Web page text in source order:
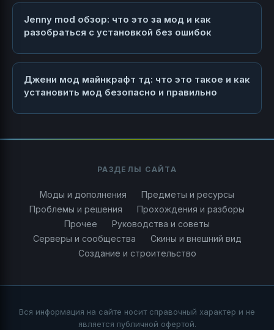
Jenny mod обзор: что это за мод и как
разобраться с установкой без ошибок
Джени мод майнкрафт тд: что это такое и как
установить мод безопасно и правильно
РАЗДЕЛЫ САЙТА
Моды и дополнения
Предметы и ресурсы
Проблемы и решения
Прохождения и разборы
Прочее
Руководства и советы
Серверы и сообщества
Скины и внешний вид
Создание и строительство
Вся информация на сайте носит справочный характер и не
является публичной офертой.